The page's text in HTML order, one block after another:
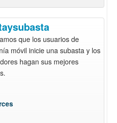
que los usuarios de
móvil inicie una subasta y los
hagan sus mejores